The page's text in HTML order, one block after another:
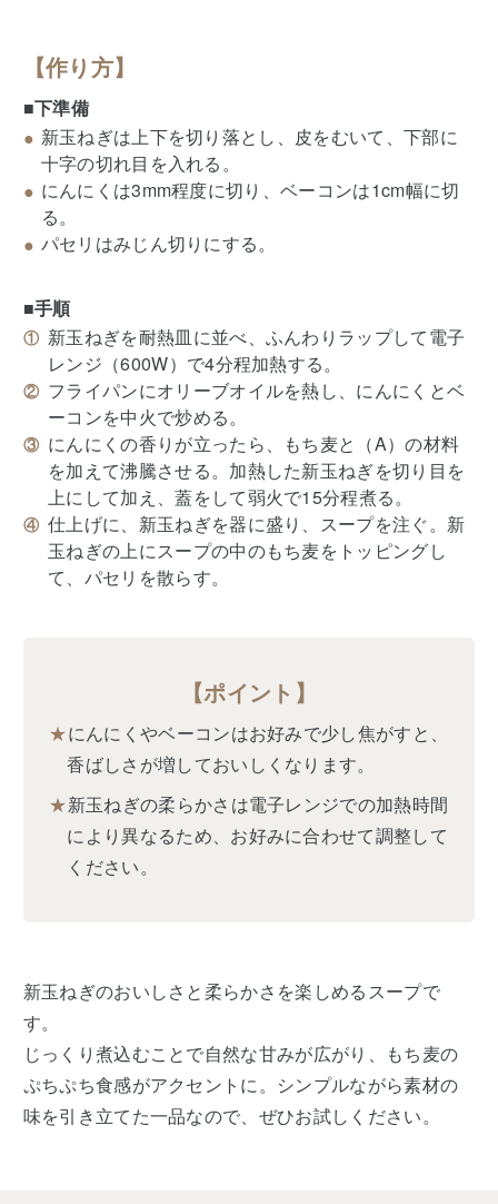
【作り方】
■下準備
新玉ねぎは上下を切り落とし、皮をむいて、下部に
十字の切れ目を入れる。
にんにくは3mm程度に切り、ベーコンは1cm幅に切
る。
パセリはみじん切りにする。
■手順
新玉ねぎを耐熱皿に並べ、ふんわりラップして電子
レンジ（600W）で4分程加熱する。
フライパンにオリーブオイルを熱し、にんにくとベ
ーコンを中火で炒める。
にんにくの香りが立ったら、もち麦と（A）の材料
を加えて沸騰させる。加熱した新玉ねぎを切り目を
上にして加え、蓋をして弱火で15分程煮る。
仕上げに、新玉ねぎを器に盛り、スープを注ぐ。新
玉ねぎの上にスープの中のもち麦をトッピングし
て、パセリを散らす。
【ポイント】
★にんにくやベーコンはお好みで少し焦がすと、
香ばしさが増しておいしくなります。
★新玉ねぎの柔らかさは電子レンジでの加熱時間
により異なるため、お好みに合わせて調整して
ください。
新玉ねぎのおいしさと柔らかさを楽しめるスープで
す。
じっくり煮込むことで自然な甘みが広がり、もち麦の
ぷちぷち食感がアクセントに。シンプルながら素材の
味を引き立てた一品なので、ぜひお試しください。